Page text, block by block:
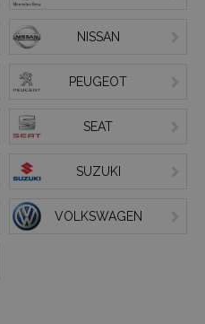
NISSAN
PEUGEOT
SEAT
SUZUKI
VOLKSWAGEN